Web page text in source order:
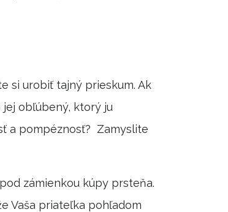
si urobiť tajný prieskum. Ak
jej obľúbený, ktorý ju
a pompéznosť? Zamyslite
zámienkou kúpy prsteňa.
Vaša priateľka pohľadom